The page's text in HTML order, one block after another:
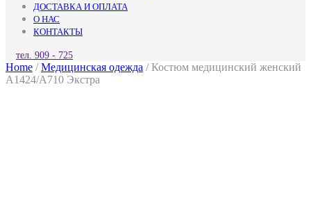
ДОСТАВКА И ОПЛАТА
О НАС
КОНТАКТЫ
КНОПКА
ЗАКРЫТЬ
тел. 909 - 725
Home /Медицинская одежда / Костюм медицинский женский
A1424/A710 Экстра